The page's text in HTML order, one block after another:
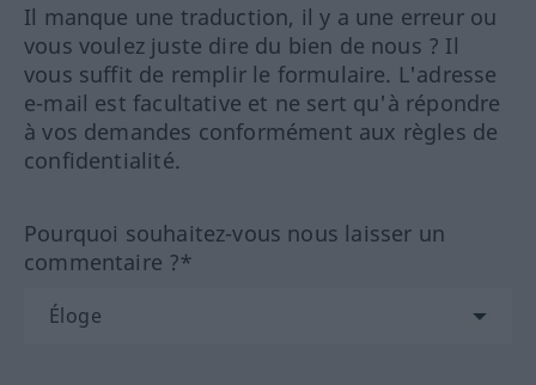
Il manque une traduction, il y a une erreur ou
vous voulez juste dire du bien de nous ? Il
vous suffit de remplir le formulaire. L'adresse
e-mail est facultative et ne sert qu'à répondre
à vos demandes conformément aux règles de
confidentialité.
Pourquoi souhaitez-vous nous laisser un
commentaire ?*